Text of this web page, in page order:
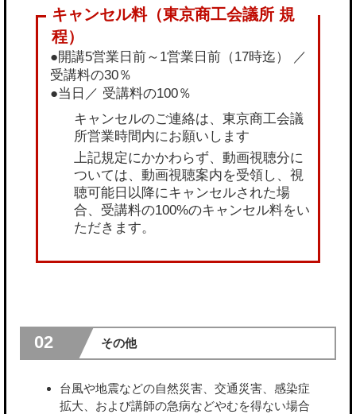
●開講5営業日前～1営業日前（17時迄） ／
受講料の30％
●当日／ 受講料の100％
キャンセルのご連絡は、東京商工会議
所営業時間内にお願いします
上記規定にかかわらず、動画視聴分に
ついては、動画視聴案内を受領し、視
聴可能日以降にキャンセルされた場
合、受講料の100%のキャンセル料をい
ただきます。
02 その他
台風や地震などの自然災害、交通災害、感染症
拡大、および講師の急病などやむを得ない場合